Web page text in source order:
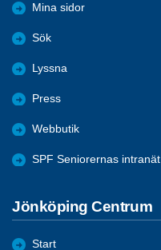
Mina sidor
Sök
Lyssna
Press
Webbutik
SPF Seniorernas intranät
Jönköping Centrum
Start